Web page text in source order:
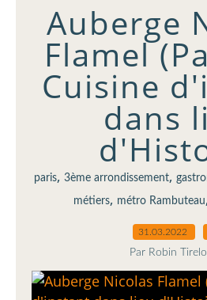
Auberge
Flamel
Cuisine
dans
paris, 3ème arrondissement,
métiers, métro Rambuteau,
31.03.2022
Par Robin